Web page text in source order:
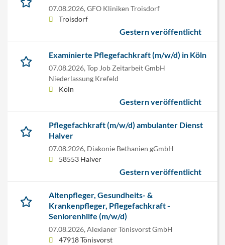
07.08.2026, GFO Kliniken Troisdorf
Troisdorf
Gestern veröffentlicht
Examinierte Pflegefachkraft (m/w/d) in Köln
07.08.2026, Top Job Zeitarbeit GmbH
Niederlassung Krefeld
Köln
Gestern veröffentlicht
Pflegefachkraft (m/w/d) ambulanter Dienst
Halver
07.08.2026, Diakonie Bethanien gGmbH
58553 Halver
Gestern veröffentlicht
Altenpfleger, Gesundheits- &
Krankenpfleger, Pflegefachkraft -
Seniorenhilfe (m/w/d)
07.08.2026, Alexianer Tönisvorst GmbH
47918 Tönisvorst